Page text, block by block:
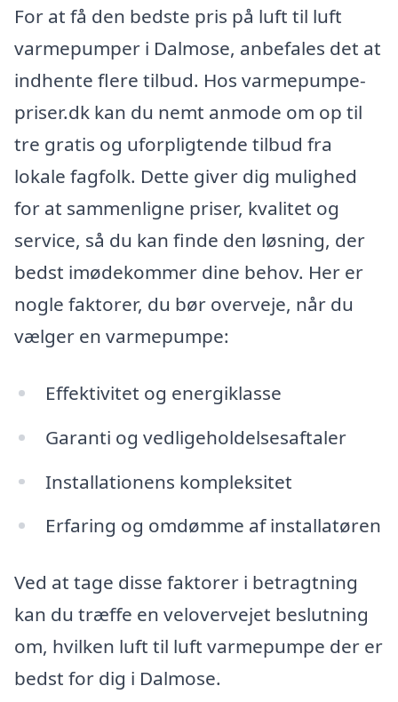
For at få den bedste pris på luft til luft
varmepumper i Dalmose, anbefales det at
indhente flere tilbud. Hos varmepumpe-
priser.dk kan du nemt anmode om op til
tre gratis og uforpligtende tilbud fra
lokale fagfolk. Dette giver dig mulighed
for at sammenligne priser, kvalitet og
service, så du kan finde den løsning, der
bedst imødekommer dine behov. Her er
nogle faktorer, du bør overveje, når du
vælger en varmepumpe:
Effektivitet og energiklasse
Garanti og vedligeholdelsesaftaler
Installationens kompleksitet
Erfaring og omdømme af installatøren
Ved at tage disse faktorer i betragtning
kan du træffe en velovervejet beslutning
om, hvilken luft til luft varmepumpe der er
bedst for dig i Dalmose.